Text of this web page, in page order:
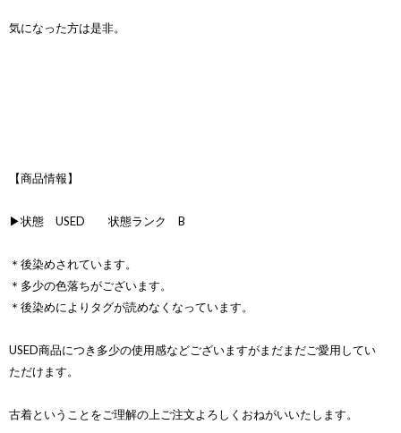
気になった方は是非。
【商品情報】
▶状態 USED 状態ランク B
＊後染めされています。
＊多少の色落ちがございます。
＊後染めによりタグが読めなくなっています。
USED商品につき多少の使用感などございますがまだまだご愛用してい
ただけます。
古着ということをご理解の上ご注文よろしくおねがいいたします。